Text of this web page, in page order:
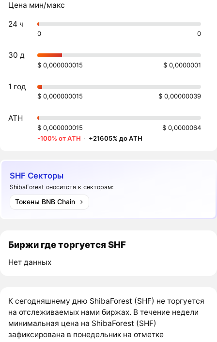
Цена мин/макс
24 ч
0 0
30 д
$ 0,000000015 $ 0,0000001
1 год
$ 0,000000015 $ 0,00000039
ATH
$ 0,000000015
$ 0,0000064
-100% от ATH · +21605% до ATH
SHF Секторы
ShibaForest оноситстя к секторам:
Токены BNB Chain
Биржи где торгуется SHF
Нет данных
К сегодняшнему дню ShibaForest (SHF) не торгуется
на отслеживаемых нами биржах. В течение недели
минимальная цена на ShibaForest (SHF)
зафиксирована в понедельник на отметке